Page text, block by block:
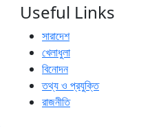
Useful Links
সারাদেশ
খেলাধুলা
বিনোদন
তথ্য ও প্রযুক্তি
রাজনীতি